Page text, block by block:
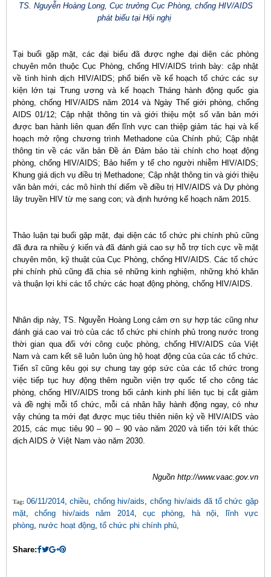
TS. Nguyễn Hoàng Long, Cục trưởng Cục Phòng, chống HIV/AIDS
phát biểu tại Hội nghị
Tại buổi gặp mặt, các đại biểu đã được nghe đại diện các phòng
chuyên môn thuộc Cục Phòng, chống HIV/AIDS trình bày: cập nhật
về tình hình dịch HIV/AIDS; phổ biến về kế hoạch tổ chức các sự
kiện lớn tại Trung ương và kế hoạch Tháng hành động quốc gia
phòng, chống HIV/AIDS năm 2014 và Ngày Thế giới phòng, chống
AIDS 01/12; Cập nhật thông tin và giới thiệu một số văn bản mới
được ban hành liên quan đến lĩnh vực can thiệp giảm tác hại và kế
hoạch mở rộng chương trình Methadone của Chính phủ; Cập nhật
thông tin về các văn bản Đề án Đảm bảo tài chính cho hoạt động
phòng, chống HIV/AIDS; Bảo hiểm y tế cho người nhiễm HIV/AIDS;
Khung giá dịch vụ điều trị Methadone; Cập nhật thông tin và giới thiệu
văn bản mới, các mô hình thí điểm về điều trị HIV/AIDS và Dự phòng
lây truyền HIV từ mẹ sang con; và định hướng kế hoạch năm 2015.
Thảo luận tại buổi gặp mặt, đại diện các tổ chức phi chính phủ cũng
đã đưa ra nhiều ý kiến và đã đánh giá cao sự hỗ trợ tích cực về mặt
chuyên môn, kỹ thuật của Cục Phòng, chống HIV/AIDS. Các tổ chức
phi chính phủ cũng đã chia sẻ những kinh nghiệm, những khó khăn
và thuận lợi khi các tổ chức các hoạt động phòng, chống HIV/AIDS.
Nhân dịp này, TS. Nguyễn Hoàng Long cảm ơn sự hợp tác cũng như
đánh giá cao vai trò của các tổ chức phi chính phủ trong nước trong
thời gian qua đối với công cuộc phòng, chống HIV/AIDS của Việt
Nam và cam kết sẽ luôn luôn ủng hộ hoạt động của của các tổ chức.
Tiến sĩ cũng kêu gọi sự chung tay góp sức của các tổ chức trong
việc tiếp tục huy động thêm nguồn viện trợ quốc tế cho công tác
phòng, chống HIV/AIDS trong bối cảnh kinh phí liên tục bị cắt giảm
và đề nghị mỗi tổ chức, mỗi cá nhân hãy hành động ngay, có như
vậy chúng ta mới đạt được mục tiêu thiên niên kỷ về HIV/AIDS vào
2015, các mục tiêu 90 – 90 – 90 vào năm 2020 và tiến tới kết thúc
dịch AIDS ở Việt Nam vào năm 2030.
Nguồn http://www.vaac.gov.vn
Tag: 06/11/2014,chiều, chống hiv/aids,chống hiv/aids đã tổ chức gặp
mặt,chống hiv/aids năm 2014,cục phòng, hà nội,
lĩnh vực
phòng, nước hoạt động, tổ chức phi chính phủ,
Share: